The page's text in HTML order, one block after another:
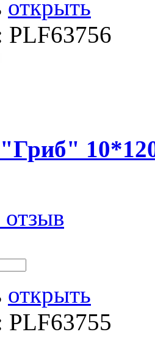
открыть
PLF63756
отзыв
открыть
PLF63755